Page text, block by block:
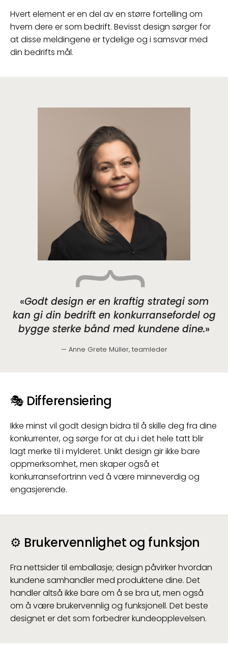
Hvert element er en del av en større fortelling om
hvem dere er som bedrift. Bevisst design sørger for
at disse meldingene er tydelige og i samsvar med
din bedrifts mål.
Godt design er en kraftig strategi som
kan gi din bedrift en konkurransefordel og
bygge sterke bånd med kundene dine.
Anne Grete Müller, teamleder
🎭 Differensiering
Ikke minst vil godt design bidra til å skille deg fra dine
konkurrenter, og sørge for at du i det hele tatt blir
lagt merke til i mylderet. Unikt design gir ikke bare
oppmerksomhet, men skaper også et
konkurransefortrinn ved å være minneverdig og
engasjerende.
⚙️ Brukervennlighet og funksjon
Fra nettsider til emballasje; design påvirker hvordan
kundene samhandler med produktene dine. Det
handler altså ikke bare om å se bra ut, men også
om å være brukervennlig og funksjonell. Det beste
designet er det som forbedrer kundeopplevelsen.